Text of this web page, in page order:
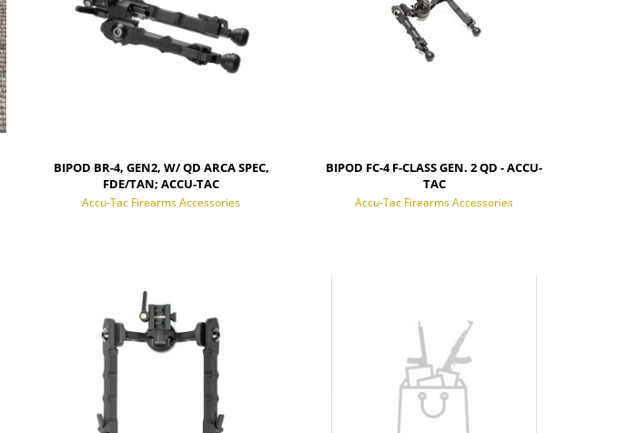
BIPOD BR-4, GEN2, W/ QD ARCA SPEC,
FDE/TAN; ACCU-TAC
Accu-Tac Firearms Accessories
POWIADOM O DOSTĘPNOŚCI
BIPOD FC-4 F-CLASS GEN. 2 QD - ACCU-
TAC
Accu-Tac Firearms Accessories